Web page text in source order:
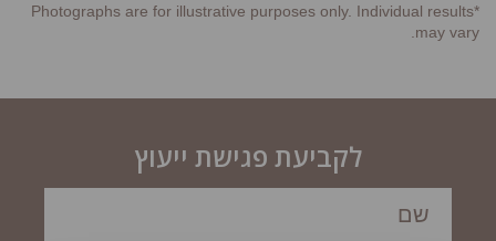
*Photographs are for illustrative purposes only. Individual results
may vary.
לקביעת פגישת ייעוץ